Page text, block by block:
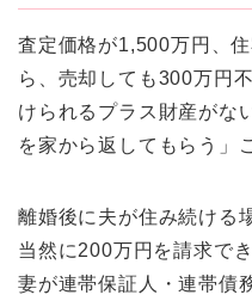
査定価格が1,500万円、
ら、売却しても300万円
けられるプラス財産がな
を家から返してもらう」
離婚後に夫が住み続ける
当然に200万円を請求で
妻が連帯保証人・連帯債